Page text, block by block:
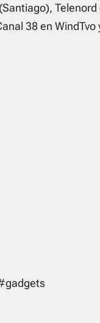
Telenord
38 en WindTvo